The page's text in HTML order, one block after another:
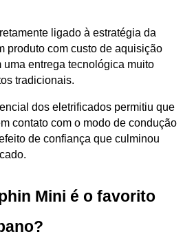
ligado à estratégia da
produto com custo de aquisição
uma entrega tecnológica muito
tradicionais.
dos eletrificados permitiu que
contato com o modo de condução
de confiança que culminou
Mini é o favorito